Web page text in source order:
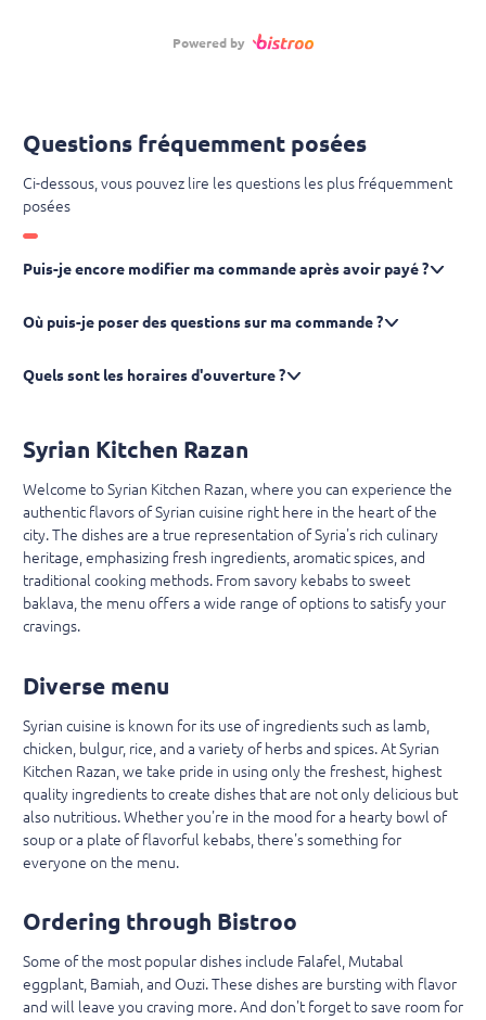
Powered by
Questions fréquemment posées
Ci-dessous, vous pouvez lire les questions les plus fréquemment
posées
Puis-je encore modifier ma commande après avoir payé ?
Où puis-je poser des questions sur ma commande ?
Quels sont les horaires d'ouverture ?
Syrian Kitchen Razan
Welcome to Syrian Kitchen Razan, where you can experience the
authentic flavors of Syrian cuisine right here in the heart of the
city. The dishes are a true representation of Syria's rich culinary
heritage, emphasizing fresh ingredients, aromatic spices, and
traditional cooking methods. From savory kebabs to sweet
baklava, the menu offers a wide range of options to satisfy your
cravings.
Diverse menu
Syrian cuisine is known for its use of ingredients such as lamb,
chicken, bulgur, rice, and a variety of herbs and spices. At Syrian
Kitchen Razan, we take pride in using only the freshest, highest
quality ingredients to create dishes that are not only delicious but
also nutritious. Whether you're in the mood for a hearty bowl of
soup or a plate of flavorful kebabs, there's something for
everyone on the menu.
Ordering through Bistroo
Some of the most popular dishes include Falafel, Mutabal
eggplant, Bamiah, and Ouzi. These dishes are bursting with flavor
and will leave you craving more. And don't forget to save room for